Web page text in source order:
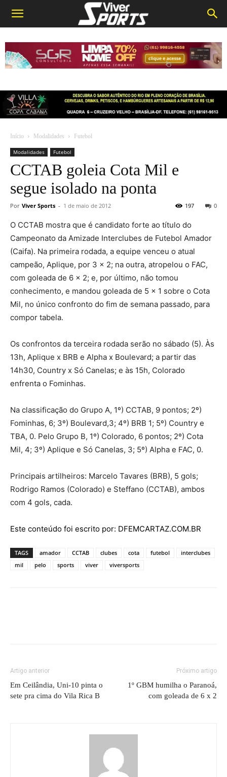
Início Modalidades Futebol
Modalidades Futebol
CCTAB goleia Cota Mil e
segue isolado na ponta
Por Viver Sports - 1 de maio de 2012 0
197
O CCTAB mostra que é candidato forte ao título do
Campeonato da Amizade Interclubes de Futebol Amador
(Caifa). Na primeira rodada, a equipe venceu o atual
campeão, Aplique, por 3 x 2; na outra, atropelou o FAC,
com goleada de 6 x 2; e, por último, não tomou
conhecimento, e mandou goleada de 5 x 1 sobre o Cota
Mil, no único confronto do fim de semana passado, para
compor tabela.
Os confrontos da terceira rodada serão no sábado (5). Às
13h, Aplique x BRB e Alpha x Boulevard; a partir das
14h30, Country x Só Canelas; e às 15h, Colorado
enfrenta o Fominhas.
Na classificação do Grupo A, 1º) CCTAB, 9 pontos; 2º)
Fominhas, 6; 3º) Boulevard,3; 4º) BRB 1; 5º) Country e
TBA, 0. Pelo Grupo B, 1º) Colorado, 6 pontos; 2º) Cota
Mil, 4; 3º) Aplique e Só Canelas, 3; 5º) Alpha e FAC, 0.
Principais artilheiros: Marcelo Tavares (BRB), 5 gols;
Rodrigo Ramos (Colorado) e Steffano (CCTAB), ambos
com 4 gols, cada.
Este conteúdo foi escrito por: DFEMCARTAZ.COM.BR
TAGS amador CCTAB clubes cota futebol
interclubes
mil
pelo sports viver viversports
Artigo anterior
Em Ceilândia, Uni-10 pinta o
sete pra cima do Vila Rica B
Próximo artigo
1º GBM humilha o Paranoá,
com goleada de 6 x 2